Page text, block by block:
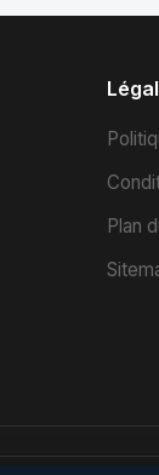
Légal
Plan